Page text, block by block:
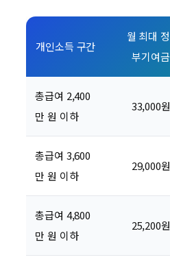
개인소득 구간
월 최대 정
부기여금
총급여 2,400
만 원 이하
33,000원
총급여 3,600
만 원 이하
29,000원
총급여 4,800
만 원 이하
25,200원